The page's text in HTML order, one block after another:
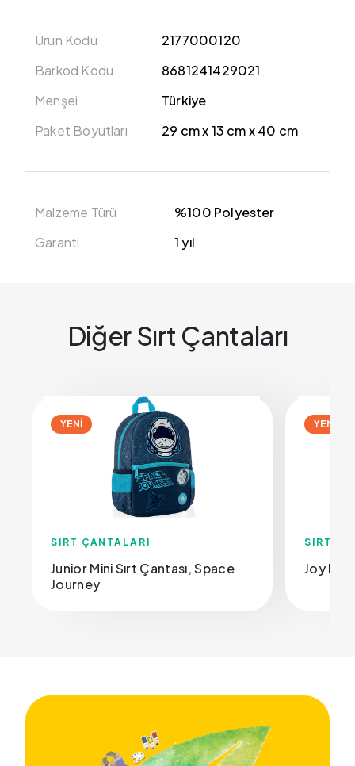
Ürün Kodu
2177000120
Barkod Kodu
8681241429021
Menşei
Türkiye
Paket Boyutları
29 cm x 13 cm x 40 cm
Malzeme Türü
%100 Polyester
Garanti
1 yıl
Diğer Sırt Çantaları
YENİ
SIRT ÇANTALARI
Junior Mini Sırt Çantası, Space
Journey
YENİ
SIRT
Joy